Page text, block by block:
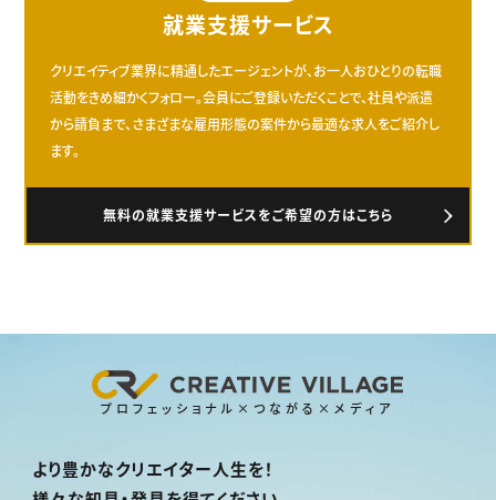
就業支援サービス
クリエイティブ業界に精通したエージェントが、お一人おひとりの転職
活動をきめ細かくフォロー。会員にご登録いただくことで、社員や派遣
から請負まで、さまざまな雇用形態の案件から最適な求人をご紹介し
ます。
無料の就業支援サービスをご希望の方はこちら
プロフェッショナル×つながる×メディア
より豊かなクリエイター人生を！